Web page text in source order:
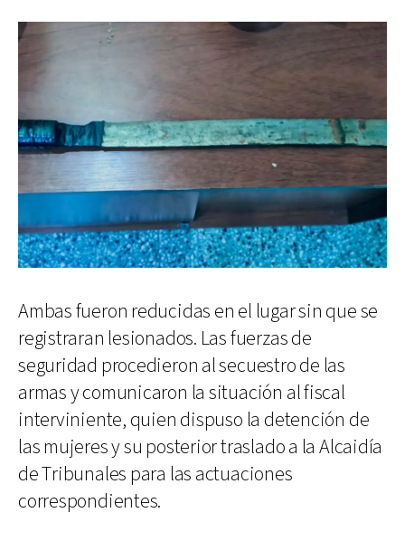
Ambas fueron reducidas en el lugar sin que se
registraran lesionados. Las fuerzas de
seguridad procedieron al secuestro de las
armas y comunicaron la situación al fiscal
interviniente, quien dispuso la detención de
las mujeres y su posterior traslado a la Alcaidía
de Tribunales para las actuaciones
correspondientes.